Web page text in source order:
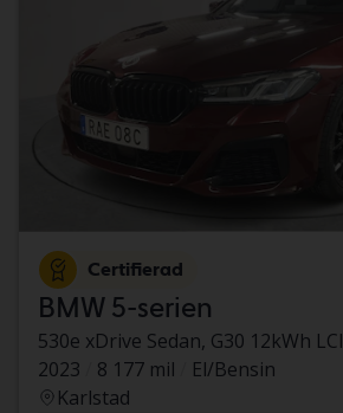
Certifierad
BMW 5-serien
530e xDrive Sedan, G30 12kWh LCI
2023
8 177 mil
El/Bensin
Karlstad